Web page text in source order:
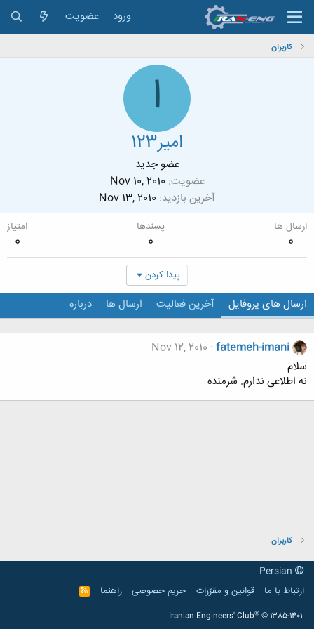
ورود عضویت
کاربران
ا
امیر123
عضو جدید
عضویت Nov 10, 2010
آخرین بازدید Nov 13, 2010
ارسال ها
0
پسندها
0
امتیاز
0
پیدا کردن
ارسال های پروفایل آخرین فعالیت ارسال ها درباره
fatemeh-imani
Nov 12, 2010
سلام
نه اطلاعی ندارم. شرمنده
کاربران
ارتباط با ما
قوانین و مقرّرات حریم خصوصی راهنما
R
S
Iranian Engineers' Club® © 1385-1401.